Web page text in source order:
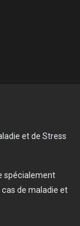
et de Stress
spécialement
de maladie et